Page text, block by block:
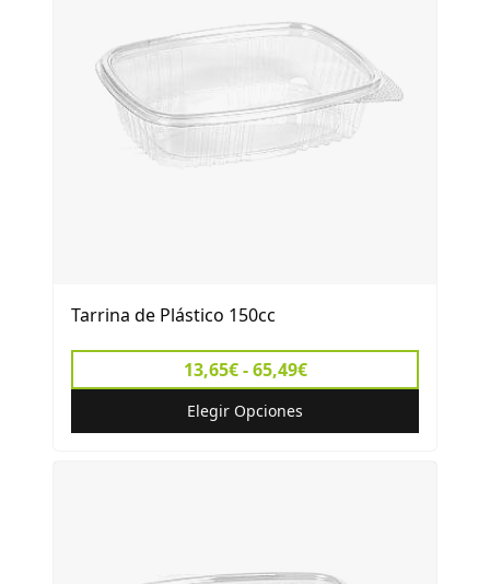
Tarrina de Plástico 150cc
13,65€ - 65,49€
Elegir Opciones